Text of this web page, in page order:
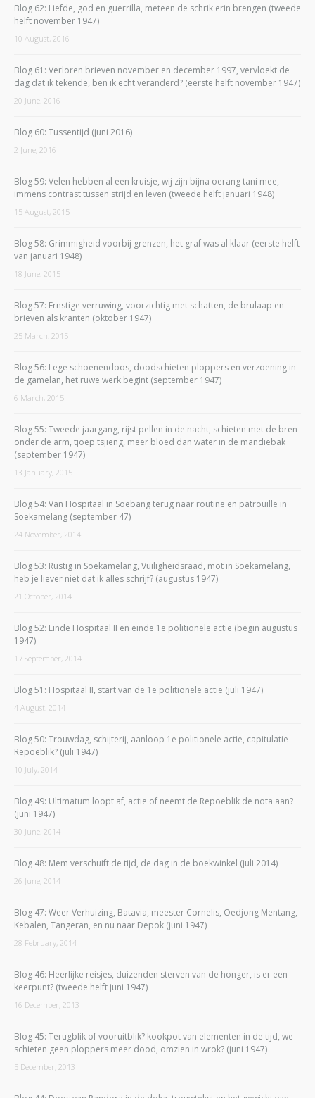
Blog 62: Liefde, god en guerrilla, meteen de schrik erin brengen (tweede
helft november 1947)
10 August, 2016
Blog 61: Verloren brieven november en december 1997, vervloekt de
dag dat ik tekende, ben ik echt veranderd? (eerste helft november 1947)
20 June, 2016
Blog 60: Tussentijd (juni 2016)
2 June, 2016
Blog 59: Velen hebben al een kruisje, wij zijn bijna oerang tani mee,
immens contrast tussen strijd en leven (tweede helft januari 1948)
15 August, 2015
Blog 58: Grimmigheid voorbij grenzen, het graf was al klaar (eerste helft
van januari 1948)
18 June, 2015
Blog 57: Ernstige verruwing, voorzichtig met schatten, de brulaap en
brieven als kranten (oktober 1947)
25 March, 2015
Blog 56: Lege schoenendoos, doodschieten ploppers en verzoening in
de gamelan, het ruwe werk begint (september 1947)
6 March, 2015
Blog 55: Tweede jaargang, rijst pellen in de nacht, schieten met de bren
onder de arm, tjoep tsjieng, meer bloed dan water in de mandiebak
(september 1947)
13 January, 2015
Blog 54: Van Hospitaal in Soebang terug naar routine en patrouille in
Soekamelang (september 47)
24 November, 2014
Blog 53: Rustig in Soekamelang, Vuiligheidsraad, mot in Soekamelang,
heb je liever niet dat ik alles schrijf? (augustus 1947)
21 October, 2014
Blog 52: Einde Hospitaal II en einde 1e politionele actie (begin augustus
1947)
17 September, 2014
Blog 51: Hospitaal II, start van de 1e politionele actie (juli 1947)
4 August, 2014
Blog 50: Trouwdag, schijterij, aanloop 1e politionele actie, capitulatie
Repoeblik? (juli 1947)
10 July, 2014
Blog 49: Ultimatum loopt af, actie of neemt de Repoeblik de nota aan?
(juni 1947)
30 June, 2014
Blog 48: Mem verschuift de tijd, de dag in de boekwinkel (juli 2014)
26 June, 2014
Blog 47: Weer Verhuizing, Batavia, meester Cornelis, Oedjong Mentang,
Kebalen, Tangeran, en nu naar Depok (juni 1947)
28 February, 2014
Blog 46: Heerlijke reisjes, duizenden sterven van de honger, is er een
keerpunt? (tweede helft juni 1947)
16 December, 2013
Blog 45: Terugblik of vooruitblik? kookpot van elementen in de tijd, we
schieten geen ploppers meer dood, omzien in wrok? (juni 1947)
5 December, 2013